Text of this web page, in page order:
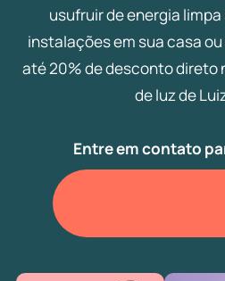
usufruir de energia
instalações em sua casa
até 20% de desconto direto
de luz de
Entre em contato